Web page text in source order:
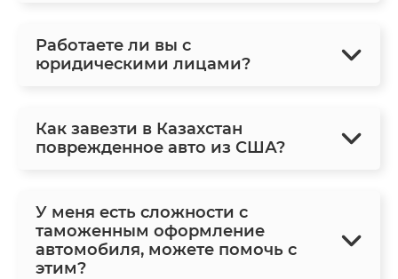
Работаете ли вы с
юридическими лицами?
Как завезти в Казахстан
поврежденное авто из США?
У меня есть сложности с
таможенным оформление
автомобиля, можете помочь с
этим?